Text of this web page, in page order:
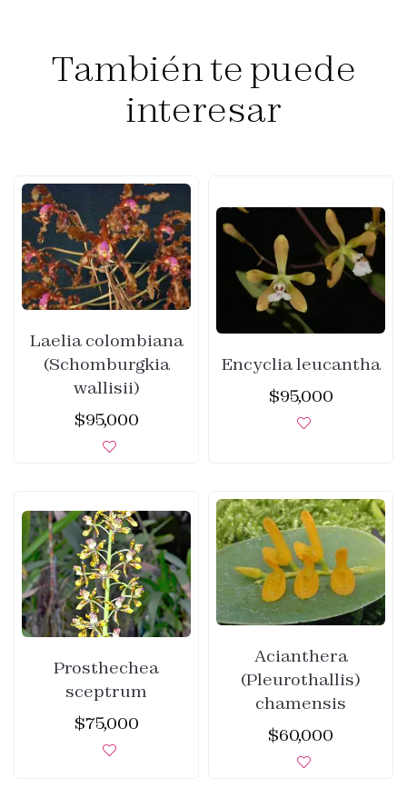
También te puede
interesar
Laelia colombiana
(Schomburgkia
wallisii)
$95,000
Encyclia leucantha
$95,000
Prosthechea
sceptrum
$75,000
Acianthera
(Pleurothallis)
chamensis
$60,000